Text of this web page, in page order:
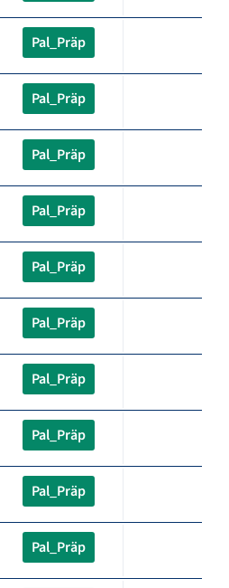
Pal_Präp
Pal_Präp
Pal_Präp
Pal_Präp
Pal_Präp
Pal_Präp
Pal_Präp
Pal_Präp
Pal_Präp
Pal_Präp